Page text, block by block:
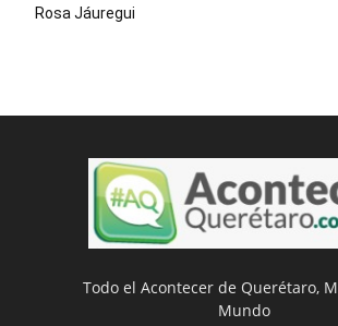
Rosa Jáuregui
Todo el Acontecer de Querétaro,
Mundo